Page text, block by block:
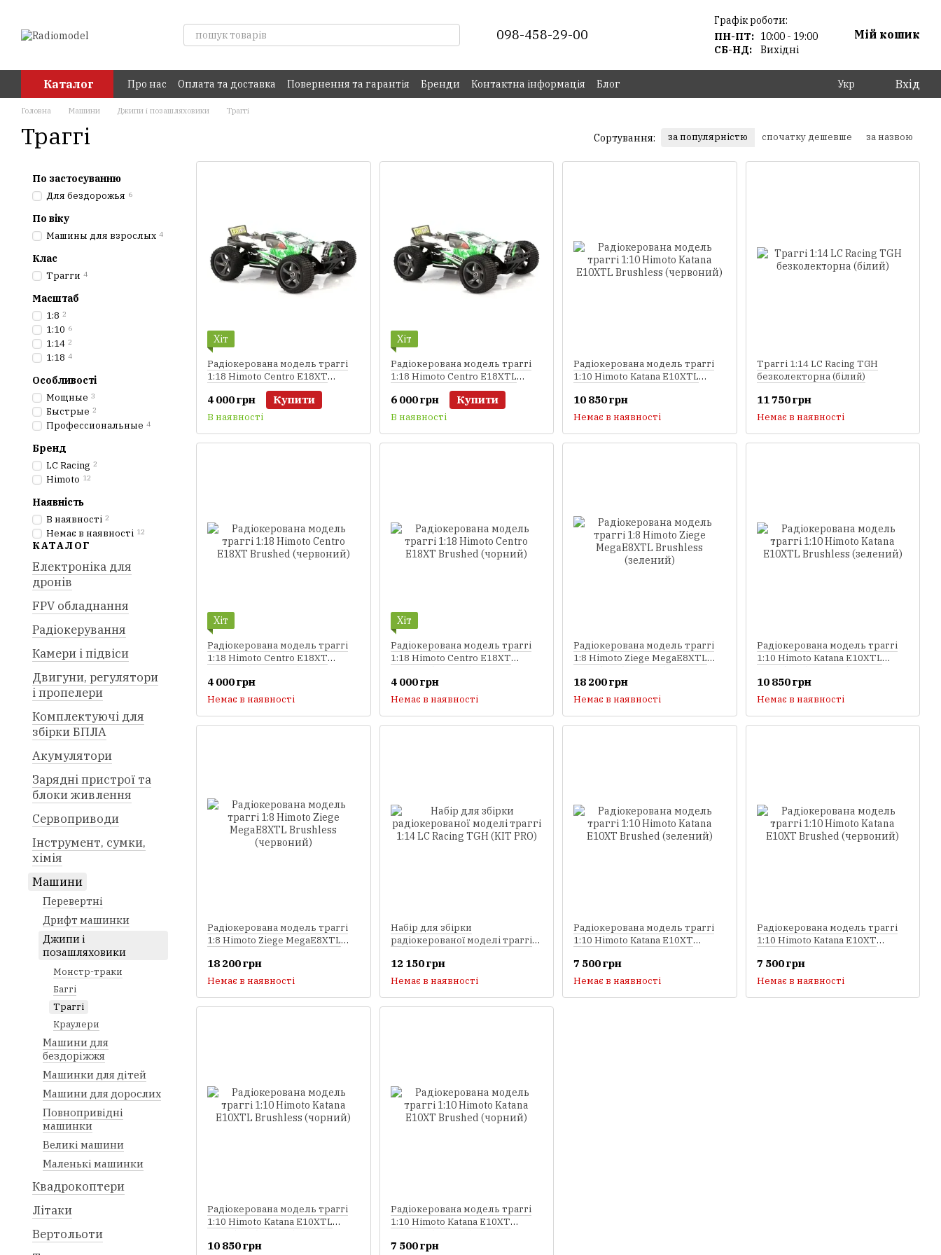
098-458-29-00
Графік роботи:
ПН-ПТ: 10:00 - 19:00
СБ-НД:
Вихідні
Мій кошик
Каталог Про нас Оплата та доставка Повернення та гарантія Бренди Контактна інформація Блог Укр Вхід
Головна Машини Джипи і позашляховики Траггі
Траггі Сортування: за популярністю спочатку дешевше за назвою
Хіт
Радіокерована модель траггі
1:18 Himoto Centro E18XT
Brushed (білий)
4 000 грн Купити
В наявності
Хіт
Радіокерована модель траггі
1:18 Himoto Centro E18XTL
Brushless (білий)
6 000 грн Купити
В наявності
Радіокерована модель траггі
1:10 Himoto Katana E10XTL
10 850 грн
Немає в наявності
Траггі 1:14 LC Racing TGH
безколекторна (білий)
11 750 грн
Немає в наявності
Хіт
Радіокерована модель траггі
1:18 Himoto Centro E18XT
4 000 грн
Немає в наявності
Хіт
Радіокерована модель траггі
1:18 Himoto Centro E18XT
4 000 грн
Немає в наявності
Радіокерована модель траггі
1:8 Himoto Ziege MegaE8XTL
Brushless (зелений)
18 200 грн
Немає в наявності
Радіокерована модель траггі
1:10 Himoto Katana E10XTL
Brushless (зелений)
10 850 грн
Немає в наявності
Радіокерована модель траггі
1:8 Himoto Ziege MegaE8XTL
18 200 грн
Немає в наявності
Набір для збірки
радіокерованої моделі траггі
12 150 грн
Немає в наявності
Радіокерована модель траггі
1:10 Himoto Katana E10XT
7 500 грн
Немає в наявності
Радіокерована модель траггі
1:10 Himoto Katana E10XT
7 500 грн
Немає в наявності
Радіокерована модель траггі
1:10 Himoto Katana E10XTL
Brushless (чорний)
10 850 грн
Радіокерована модель траггі
1:10 Himoto Katana E10XT
7 500 грн
По застосуванню
Для бездорожья 6
По віку
Машины для взрослых 4
Клас
Трагги 4
Масштаб
1:8 2
1:10 6
1:14 2
1:18 4
Особливості
Мощные 3
Быстрые 2
Профессиональные 4
Бренд
LC Racing 2
Himoto 12
Наявність
В наявності 2
Немає в наявності 12
КАТАЛОГ
Електроніка для
дронів
FPV обладнання
Радіокерування
Камери і підвіси
Двигуни, регулятори
і пропелери
Комплектуючі для
збірки БПЛА
Акумулятори
Зарядні пристрої та
блоки живлення
Сервоприводи
Інструмент, сумки,
хімія
Машини
Перевертні
Дрифт машинки
Джипи і
позашляховики
Монстр-траки
Баггі
Траггі
Краулери
Машини для
бездоріжжя
Машинки для дітей
Машини для дорослих
Повнопривідні
машинки
Великі машини
Маленькі машинки
Квадрокоптери
Літаки
Вертольоти